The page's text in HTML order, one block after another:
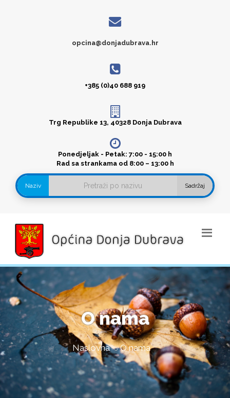
opcina@donjadubrava.hr
+385 (0)40 688 919
Trg Republike 13, 40328 Donja Dubrava
Ponedjeljak - Petak: 7:00 - 15:00 h
Rad sa strankama od 8:00 – 13:00 h
Naziv Sadržaj
O nama
Naslovna O nama